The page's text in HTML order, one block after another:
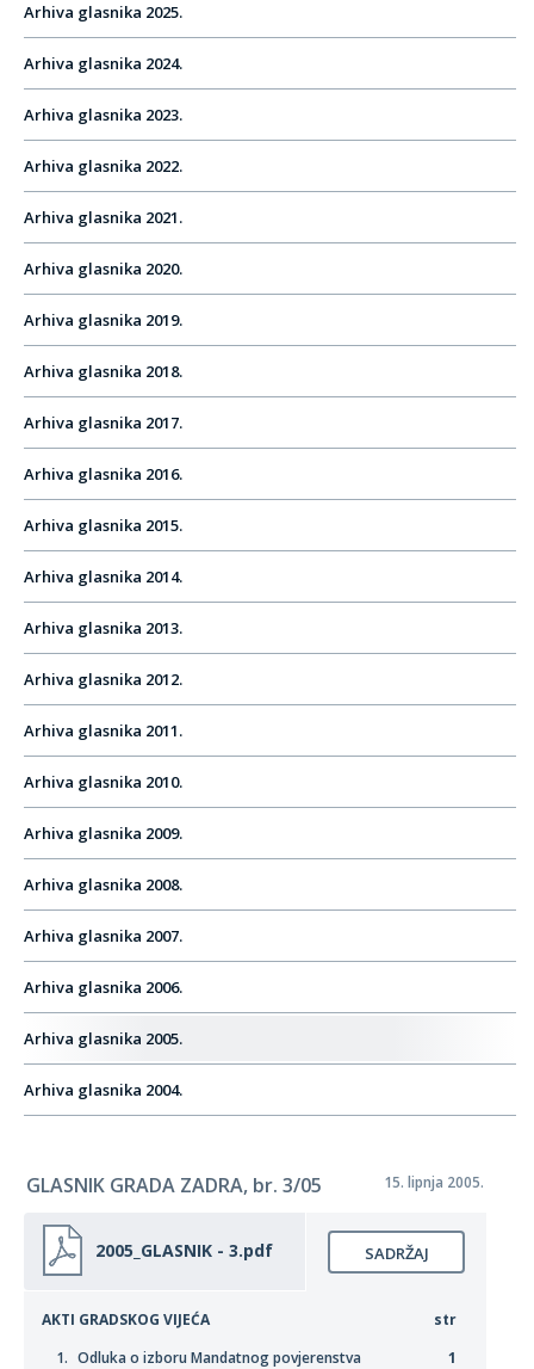
Arhiva glasnika 2025.
Arhiva glasnika 2024.
Arhiva glasnika 2023.
Arhiva glasnika 2022.
Arhiva glasnika 2021.
Arhiva glasnika 2020.
Arhiva glasnika 2019.
Arhiva glasnika 2018.
Arhiva glasnika 2017.
Arhiva glasnika 2016.
Arhiva glasnika 2015.
Arhiva glasnika 2014.
Arhiva glasnika 2013.
Arhiva glasnika 2012.
Arhiva glasnika 2011.
Arhiva glasnika 2010.
Arhiva glasnika 2009.
Arhiva glasnika 2008.
Arhiva glasnika 2007.
Arhiva glasnika 2006.
Arhiva glasnika 2005.
Arhiva glasnika 2004.
GLASNIK GRADA ZADRA, br. 3/05 15. lipnja 2005.
2005_GLASNIK - 3.pdf SADRŽAJ
AKTI GRADSKOG VIJEĆA
str
1
Odluka o izboru Mandatnog povjerenstva